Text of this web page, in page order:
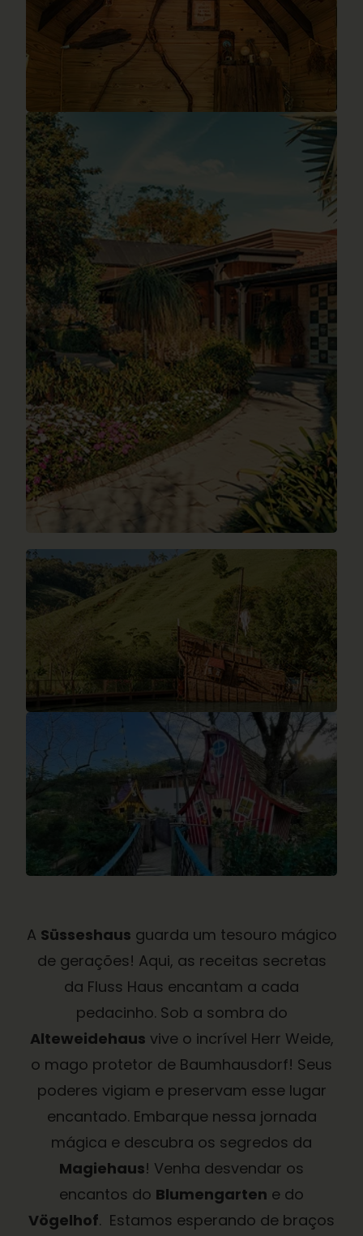
A Süsseshaus guarda um tesouro mágico
de gerações! Aqui, as receitas secretas
da Fluss Haus encantam a cada
pedacinho. Sob a sombra do
Alteweidehaus vive o incrível Herr Weide,
o mago protetor de Baumhausdorf! Seus
poderes vigiam e preservam esse lugar
encantado. Embarque nessa jornada
mágica e descubra os segredos da
Magiehaus! Venha desvendar os
encantos do Blumengarten e do
Vögelhof. Estamos esperando de braços